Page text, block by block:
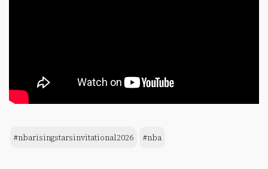
#nbarisingstarsinvitational2026 #nba